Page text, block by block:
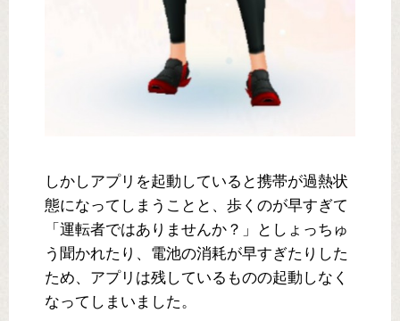
しかしアプリを起動していると携帯が過熱状
態になってしまうことと、歩くのが早すぎて
「運転者ではありませんか？」としょっちゅ
う聞かれたり、電池の消耗が早すぎたりした
ため、アプリは残しているものの起動しなく
なってしまいました。